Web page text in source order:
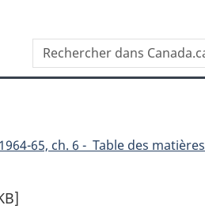
Rechercher
dans
Canada.ca
1964-65, ch. 6 - Table des matières